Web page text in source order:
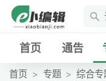
首页 通告
首页 专题 综合专